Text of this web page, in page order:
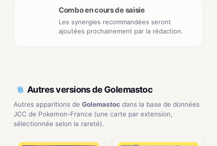
Combo en cours de saisie
Les synergies recommandées seront
ajoutées prochainement par la rédaction.
Autres versions de Golemastoc
Autres apparitions de Golemastoc dans la base de données
JCC de Pokemon-France (une carte par extension,
sélectionnée selon la rareté).